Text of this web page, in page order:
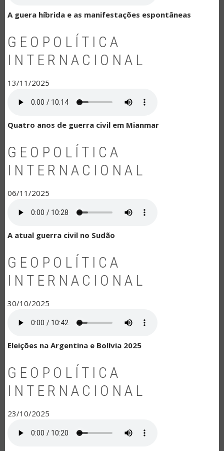
A guera híbrida e as manifestações espontâneas
GEOPOLÍTICA
INTERNACIONAL
13/11/2025
Quatro anos de guerra civil em Mianmar
GEOPOLÍTICA
INTERNACIONAL
06/11/2025
A atual guerra civil no Sudão
GEOPOLÍTICA
INTERNACIONAL
30/10/2025
Eleições na Argentina e Bolívia 2025
GEOPOLÍTICA
INTERNACIONAL
23/10/2025